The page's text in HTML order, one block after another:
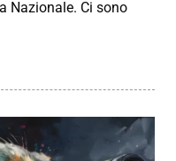
Nazionale. Ci sono